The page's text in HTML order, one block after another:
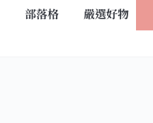
部落格 嚴選好物